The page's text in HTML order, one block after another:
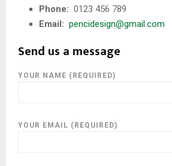
N
Phone: 0123 456 789
Email: pencidesign@gmail.com
Send us a message
YOUR NAME (REQUIRED)
YOUR EMAIL (REQUIRED)